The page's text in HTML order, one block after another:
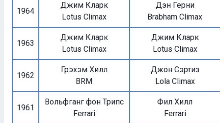
1964
Джим Кларк
Lotus Climax
Дэн Герни
Brabham Climax
1963
Джим Кларк
Lotus Climax
Джим Кларк
Lotus Climax
1962
Грэхэм Хилл
BRM
Джон Сэртиз
Lola Climax
1961
Вольфганг фон Трипс
Ferrari
Фил Хилл
Ferrari